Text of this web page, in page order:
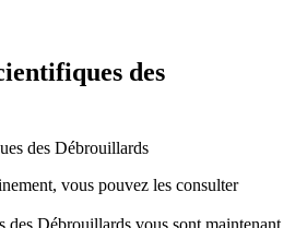
des
vous pouvez les consulter
des Débrouillards vous sont maintenant